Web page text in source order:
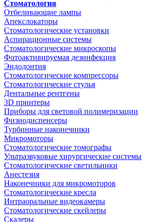
Стоматология
Отбеливающие лампы
Апекслокаторы
Стоматологические установки
Аспирационные системы
Стоматологические микроскопы
Фотоактивируемая дезинфекция
Эндодонтия
Стоматологические компрессоры
Стоматологические стулья
Дентальные рентгены
3D принтеры
Приборы для световой полимеризации
Физиодиспенсеры
Турбинные наконечники
Микромоторы
Стоматологические томографы
Ультразвуковые хирургические системы
Стоматологические светильники
Анестезия
Наконечники для микромоторов
Стоматологические кресла
Интраоральные видеокамеры
Стоматологические скейлеры
Скалеры